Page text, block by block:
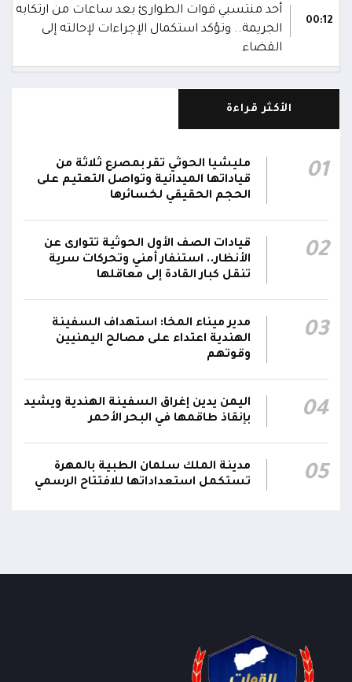
00:12
أحد منتسبي قوات الطوارئ بعد ساعات من ارتكابه
الجريمة.. وتؤكد استكمال الإجراءات لإحالته إلى
القضاء
وتجهيز 11 منشأة صحية في لحج والضالع
22:01
الحوثيون يزعمون استهداف ثاني ناقلة نفط
سعودية خلال 24 ساعة بصاروخ باليستي في خليج
21:45
الانتهاء وإمدادات الغاز ستعود تدريجياً لتغطية
احتياجات كافة المحافظات
21:18
رئيس مجلس القيادة يُصدر قراراً بتعيين يحيى
محمد كزمان وكيلاً لقطاع الأمن الداخلي، وأحمد
سعد السقطري وكيلاً لقطاع الأمن الخارجي؛ في
الجهاز المركزي لأمن الدولة
الأكثر قراءة
01
مليشيا الحوثي تقر بمصرع ثلاثة من
قياداتها الميدانية وتواصل التعتيم على
الحجم الحقيقي لخسائرها
02
قيادات الصف الأول الحوثية تتوارى عن
الأنظار.. استنفار أمني وتحركات سرية
تنقل كبار القادة إلى معاقلها
03
مدير ميناء المخا: استهداف السفينة
الهندية اعتداء على مصالح اليمنيين
وقوتهم
04
اليمن يدين إغراق السفينة الهندية ويشيد
بإنقاذ طاقمها في البحر الأحمر
05
مدينة الملك سلمان الطبية بالمهرة
تستكمل استعداداتها للافتتاح الرسمي